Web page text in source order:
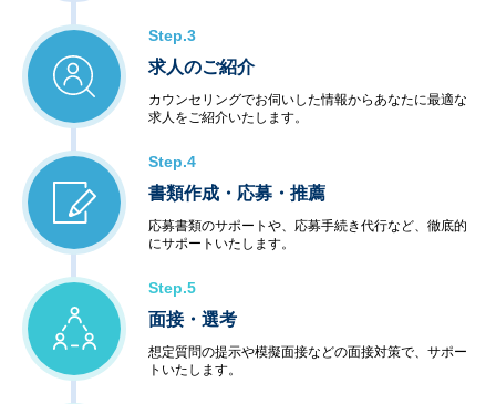
Step.3
求人のご紹介
カウンセリングでお伺いした情報からあなたに最適な
求人をご紹介いたします。
Step.4
書類作成・応募・推薦
応募書類のサポートや、応募手続き代行など、徹底的
にサポートいたします。
Step.5
面接・選考
想定質問の提示や模擬面接などの面接対策で、サポー
トいたします。